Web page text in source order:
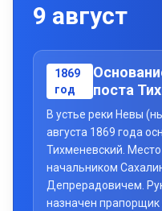
9 август
1869
год
поста
В устье реки Невы
августа 1869 года
Тихменевский.
начальником
Депрерадовичем.
назначен